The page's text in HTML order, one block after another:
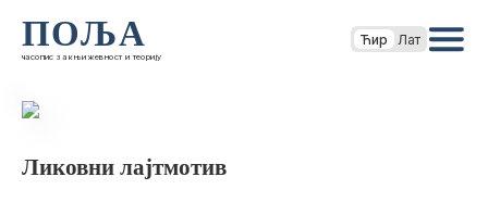
ПОЉА
часопис за књижевност и теорију
Ћир Лат
Ликовни лајтмотив